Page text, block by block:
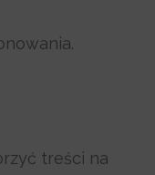
treści na